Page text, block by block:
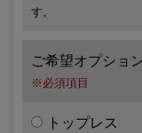
す。
ご希望オプショ
※必須項目
トップレス